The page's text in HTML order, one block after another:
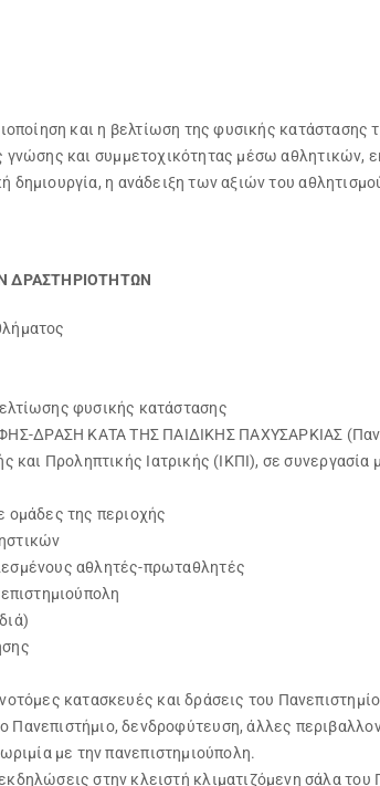
και η βελτίωση της φυσικής
γνώσης και συμμετοχικότητας μέσω
δημιουργία, η ανάδειξη των αξιών του
ΔΡΑΣΤΗΡΙΟΤΗΤΩΝ
φυσικής κατάστασης
ΔΡΑΣΗ ΚΑΤΑ ΤΗΣ ΠΑΙΔΙΚΗΣ ΠΑΧΥΣΑΡΚΙΑΣ
και Προληπτικής Ιατρικής (ΙΚΠΙ), σε συνεργασία
ομάδες της περιοχής
αθλητές-πρωταθλητές
κατασκευές και δράσεις του
δενδροφύτευση, άλλες
με την πανεπιστημιούπολη.
στην κλειστή κλιματιζόμενη σάλα